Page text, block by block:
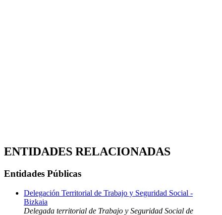
ENTIDADES RELACIONADAS
Entidades Públicas
Delegación Territorial de Trabajo y Seguridad Social -
Bizkaia
Delegada territorial de Trabajo y Seguridad Social de